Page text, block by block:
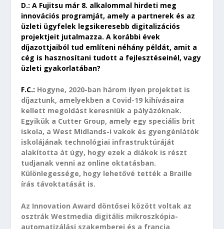
D.: A Fujitsu már 8. alkalommal hirdeti meg
innovációs programját, amely a partnerek és az
üzleti ügyfelek legsikeresebb digitalizációs
projektjeit jutalmazza. A korábbi évek
díjazottjaiból tud említeni néhány példát, amit a
cég is hasznosítani tudott a fejlesztéseinél, vagy
üzleti gyakorlatában?
F.C.: Hogyne, 2020-ban három ilyen projektet is
díjaztunk, amelyekben a Covid-19 kihívásaira
kellett megoldást keresniük a pályázóknak.
Egyikük a Cutter Group, amely egy speciális brit
iskola, a West Midlands-i vakok és gyengénlátók
iskolájának technológiai infrastruktúráját
alakította át úgy, hogy ezek a diákok is részt
tudjanak venni az online oktatásban.
Különlegessége, hogy lehetővé tették a Braille
írás távoktatását is.
Az Innovation Award döntősei között voltak az
osztrák Westmedia digitális mikroszkópia-
automatizálási szakemberei és a francia